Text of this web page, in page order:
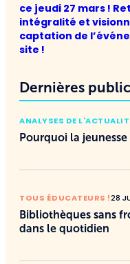
ce jeudi 27 mars !
intégralité et
captation de
site !
Dernières
ANALYSES DE
Pourquoi la
TOUS ÉDUCATEURS !28
Bibliothèques sans
dans le quotidien